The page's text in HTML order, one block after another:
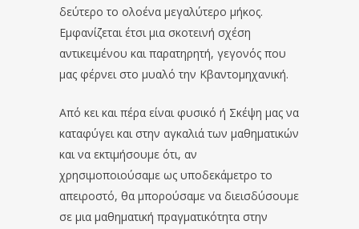
δεύτερο το ολοένα μεγαλύτερο μήκος.
Εμφανίζεται έτσι μια σκοτεινή σχέση
αντικειμένου και παρατηρητή, γεγονός που
μας φέρνει στο μυαλό την Κβαντομηχανική.
Από κει και πέρα είναι φυσικό ή Σκέψη μας να
καταφύγει και στην αγκαλιά των μαθηματικών
και να εκτιμήσουμε ότι, αν
χρησιμοποιούσαμε ως υποδεκάμετρο το
απειροστό, θα μπορούσαμε να διεισδύσουμε
σε μια μαθηματική πραγματικότητα στην